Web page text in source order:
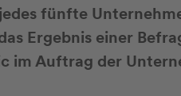
fünfte
Ergebnis einer
im Auftrag der